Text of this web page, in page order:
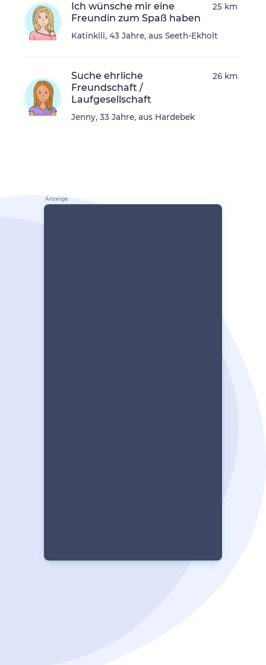
Ich wünsche mir eine
Freundin zum Spaß haben
Katinkili, 43 Jahre, aus Seeth-Ekholt
25 km
Suche ehrliche
Freundschaft /
Laufgesellschaft
Jenny, 33 Jahre, aus Hardebek
26 km